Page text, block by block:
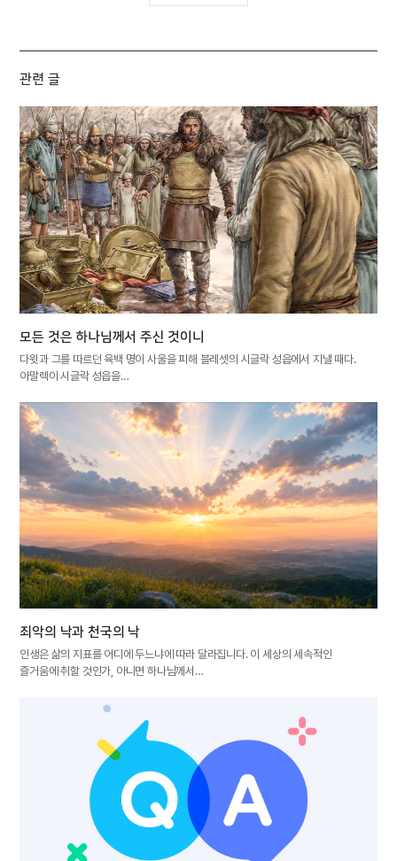
관련 글
모든 것은 하나님께서 주신 것이니
다윗과 그를 따르던 육백 명이 사울을 피해 블레셋의 시글락 성읍에서 지낼 때다.
아말렉이 시글락 성읍을…
죄악의 낙과 천국의 낙
인생은 삶의 지표를 어디에 두느냐에 따라 달라집니다. 이 세상의 세속적인
즐거움에 취할 것인가, 아니면 하나님께서…